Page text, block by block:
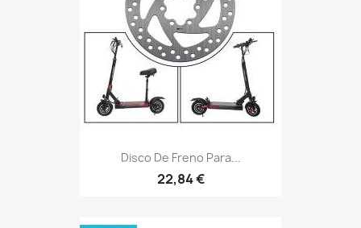
Disco De Freno Para...
22,84 €